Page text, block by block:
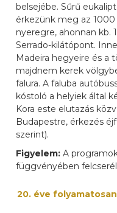
belsejébe. Sűrű
érkezünk meg az
nyeregre, ahonnan kb.
Serrado-kilátópont.
Madeira hegyeire és a
majdnem kerek
falura. A faluba
kóstoló a helyiek által
Kora este elutazás
Budapestre, érkezés
szerint).
Figyelem:A
függvényében
20. éve